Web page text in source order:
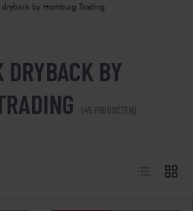
by Homburg Trading
BY
(45 PRODUCTEN)
Lijst Raster